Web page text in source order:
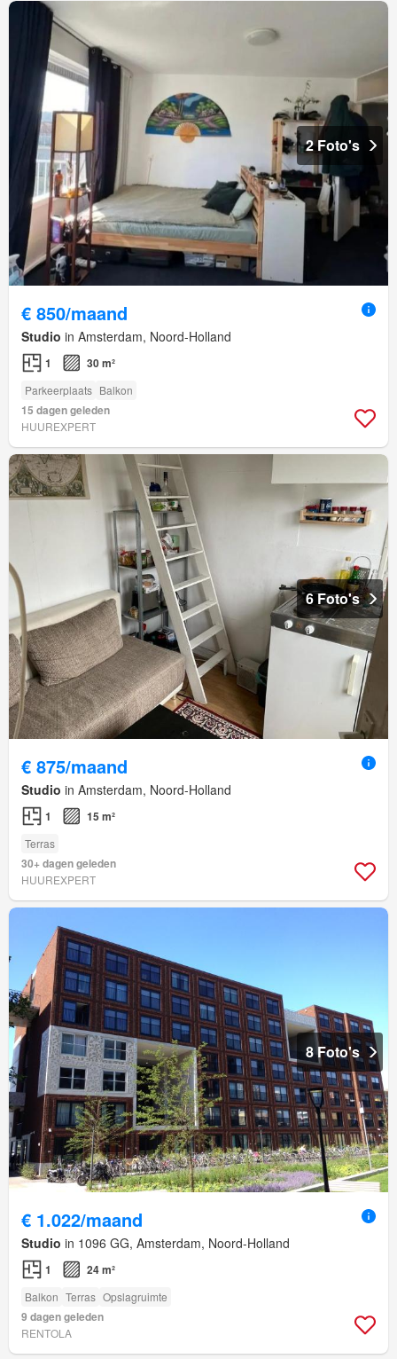
2 Foto's
€ 850/maand
Studio in Amsterdam, Noord-Holland
1 30 m²
Parkeerplaats Balkon
15 dagen geleden
HUUREXPERT
6 Foto's
€ 875/maand
Studio in Amsterdam, Noord-Holland
1 15 m²
Terras
30+ dagen geleden
HUUREXPERT
8 Foto's
€ 1.022/maand
Studio in 1096 GG, Amsterdam, Noord-Holland
1 24 m²
Balkon Terras Opslagruimte
9 dagen geleden
RENTOLA